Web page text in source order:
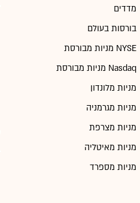
מדדים
בורסות בעולם
מניות מבורסת NYSE
מניות מבורסת Nasdaq
מניות מלונדון
מניות מגרמניה
מניות מצרפת
מניות מאיטליה
מניות מספרד